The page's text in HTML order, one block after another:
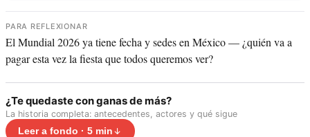
PARA REFLEXIONAR
El Mundial 2026 ya tiene fecha y sedes en México — ¿quién va a
pagar esta vez la fiesta que todos queremos ver?
¿Te quedaste con ganas de más?
La historia completa: antecedentes, actores y qué sigue
Leer a fondo · 5 min